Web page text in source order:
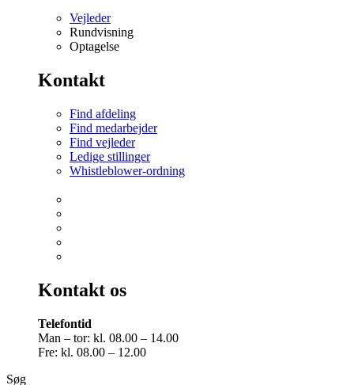
Vejleder
Rundvisning
Optagelse
Kontakt
Find afdeling
Find medarbejder
Find vejleder
Ledige stillinger
Whistleblower-ordning
Kontakt os
Telefontid
Man – tor: kl. 08.00 – 14.00
Fre: kl. 08.00 – 12.00
Søg